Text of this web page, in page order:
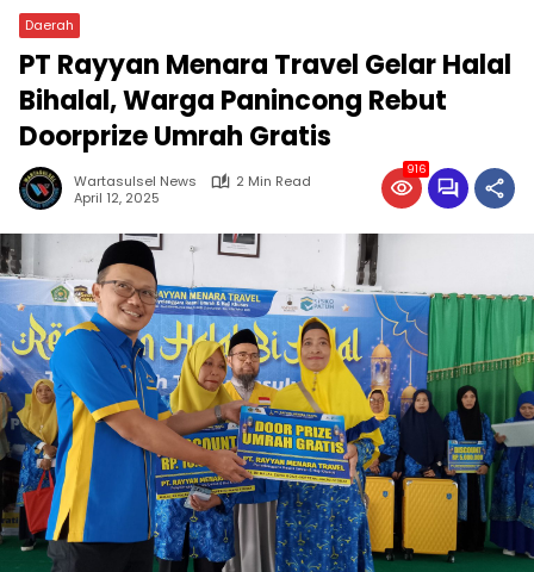
Daerah
PT Rayyan Menara Travel Gelar Halal
Bihalal, Warga Panincong Rebut
Doorprize Umrah Gratis
Wartasulsel News
2 Min Read
April 12, 2025
916